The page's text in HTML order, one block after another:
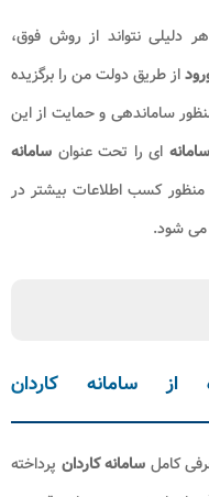
دلیلی نتواند از روش فوق،
از طریق دولت من را برگزیده
ساماندهی و حمایت از این
سامانه ای را تحت عنوان سامانه
منظور کسب اطلاعات بیشتر در
می شود.
سامانه کاردان
کامل سامانه کاردان پرداخته